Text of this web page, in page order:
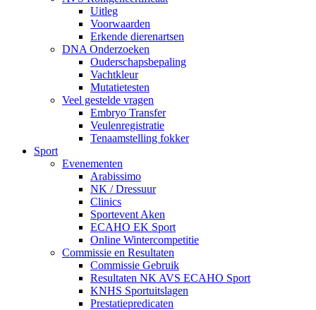
Uitleg
Voorwaarden
Erkende dierenartsen
DNA Onderzoeken
Ouderschapsbepaling
Vachtkleur
Mutatietesten
Veel gestelde vragen
Embryo Transfer
Veulenregistratie
Tenaamstelling fokker
Sport
Evenementen
Arabissimo
NK / Dressuur
Clinics
Sportevent Aken
ECAHO EK Sport
Online Wintercompetitie
Commissie en Resultaten
Commissie Gebruik
Resultaten NK AVS ECAHO Sport
KNHS Sportuitslagen
Prestatiepredicaten